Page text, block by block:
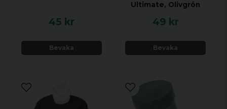
45 kr
Bevaka
Ultimate, Olivgrön
49 kr
Bevaka